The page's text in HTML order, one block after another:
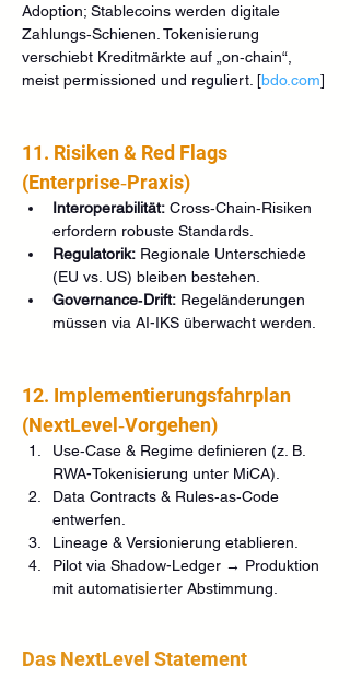
Adoption; Stablecoins werden digitale
Zahlungs‑Schienen. Tokenisierung
verschiebt Kreditmärkte auf „on‑chain“,
meist permissioned und reguliert. [bdo.com]
11. Risiken & Red Flags
(Enterprise‑Praxis)
Interoperabilität: Cross‑Chain‑Risiken
erfordern robuste Standards.
Regulatorik: Regionale Unterschiede
(EU vs. US) bleiben bestehen.
Governance‑Drift: Regeländerungen
müssen via AI-IKS überwacht werden.
12. Implementierungsfahrplan
(NextLevel‑Vorgehen)
Use‑Case & Regime definieren (z. B.
RWA-Tokenisierung unter MiCA).
Data Contracts & Rules‑as‑Code
entwerfen.
Lineage & Versionierung etablieren.
Pilot via Shadow-Ledger → Produktion
mit automatisierter Abstimmung.
Das NextLevel Statement